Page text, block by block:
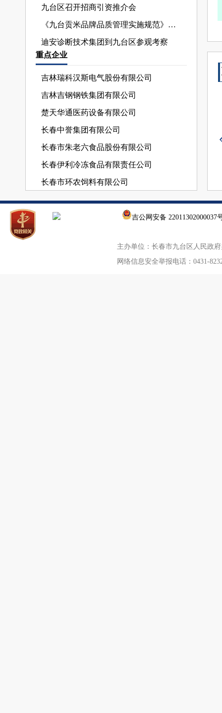
九台区召开招商引资推介会
《九台贡米品牌品质管理实施规范》正式发布
迪安诊断技术集团到九台区参观考察
​扩投资 促转型 发展支撑更加强劲
九台区举办2025年企业家联谊会
重点企业
吉林瑞科汉斯电气股份有限公司
吉林吉钢钢铁集团有限公司
楚天华通医药设备有限公司
长春中誉集团有限公司
长春市朱老六食品股份有限公司
长春伊利冷冻食品有限责任公司
长春市环农饲料有限公司
吉林省开顺新材料有限公司
建华建材（吉林）有限公司
吉林天朗农业装备股份有限公司
吉公网安备 22011302000037
主办单位：长春市九台区人民政
网络信息安全举报电话：0431-